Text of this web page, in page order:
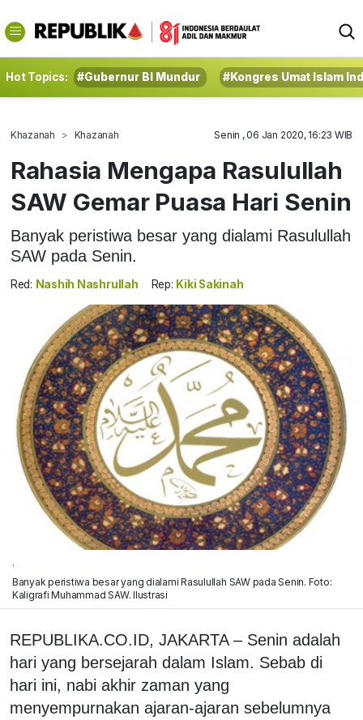
Hot Topics: #Gubernur BI Mundur #Kongres Umat Islam
Khazanah Khazanah Senin , 06 Jan 2020, 16:23 WIB
Rahasia Mengapa Rasulullah
SAW Gemar Puasa Hari Senin
Banyak peristiwa besar yang dialami Rasulullah
SAW pada Senin.
Red: Nashih Nashrullah Rep: Kiki Sakinah
.
Banyak peristiwa besar yang dialami Rasulullah SAW pada Senin. Foto:
Kaligrafi Muhammad SAW. Ilustrasi
REPUBLIKA.CO.ID, JAKARTA – Senin adalah
hari yang bersejarah dalam Islam. Sebab di
hari ini, nabi akhir zaman yang
menyempurnakan ajaran-ajaran sebelumnya